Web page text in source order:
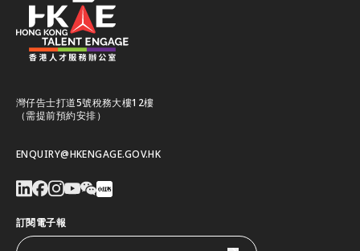
灣仔告士打道5號稅務大樓12樓
（需提前預約安排）
ENQUIRY@HKENGAGE.GOV.HK
訂閱電子報